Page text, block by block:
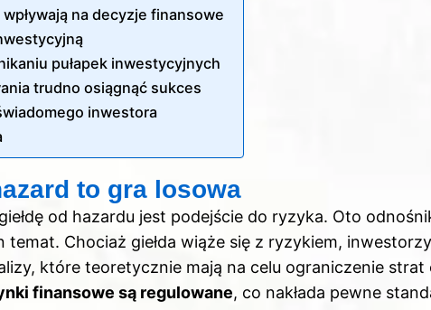
na decyzje finansowe
pułapek inwestycyjnych
trudno osiągnąć sukces
inwestora
to gra losowa
od hazardu jest podejście do ryzyka. Oto
Chociaż giełda wiąże się z ryzykiem, inwestorzy
które teoretycznie mają na celu ograniczenie strat
finansowe są regulowane, co nakłada pewne